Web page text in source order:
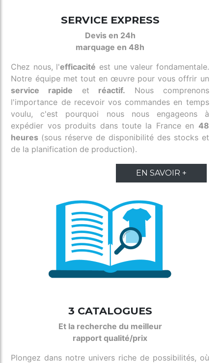
SERVICE EXPRESS
Devis en 24h
marquage en 48h
Chez nous, l'efficacité est une valeur fondamentale.
Notre équipe met tout en œuvre pour vous offrir un
service rapide et réactif. Nous comprenons
l'importance de recevoir vos commandes en temps
voulu, c'est pourquoi nous nous engageons à
expédier vos produits dans toute la France en 48
heures (sous réserve de disponibilité des stocks et
de la planification de production).
EN SAVOIR +
3 CATALOGUES
Et la recherche du meilleur
rapport qualité/prix
Plongez dans notre univers riche de possibilités, où